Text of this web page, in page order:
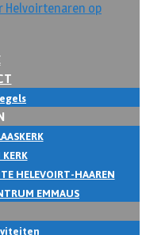
HELEVOIRT-HAAREN
EMMAUS